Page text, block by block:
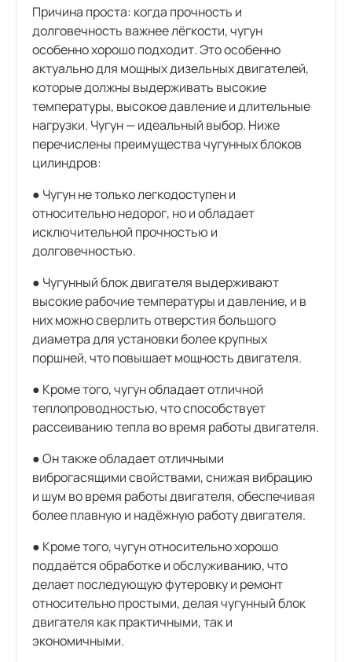
Причина проста: когда прочность и
долговечность важнее лёгкости, чугун
особенно хорошо подходит. Это особенно
актуально для мощных дизельных двигателей,
которые должны выдерживать высокие
температуры, высокое давление и длительные
нагрузки. Чугун — идеальный выбор. Ниже
перечислены преимущества чугунных блоков
цилиндров:
● Чугун не только легкодоступен и
относительно недорог, но и обладает
исключительной прочностью и
долговечностью.
● Чугунный блок двигателя выдерживают
высокие рабочие температуры и давление, и в
них можно сверлить отверстия большого
диаметра для установки более крупных
поршней, что повышает мощность двигателя.
● Кроме того, чугун обладает отличной
теплопроводностью, что способствует
рассеиванию тепла во время работы двигателя.
● Он также обладает отличными
виброгасящими свойствами, снижая вибрацию
и шум во время работы двигателя, обеспечивая
более плавную и надёжную работу двигателя.
● Кроме того, чугун относительно хорошо
поддаётся обработке и обслуживанию, что
делает последующую футеровку и ремонт
относительно простыми, делая чугунный блок
двигателя как практичными, так и
экономичными.